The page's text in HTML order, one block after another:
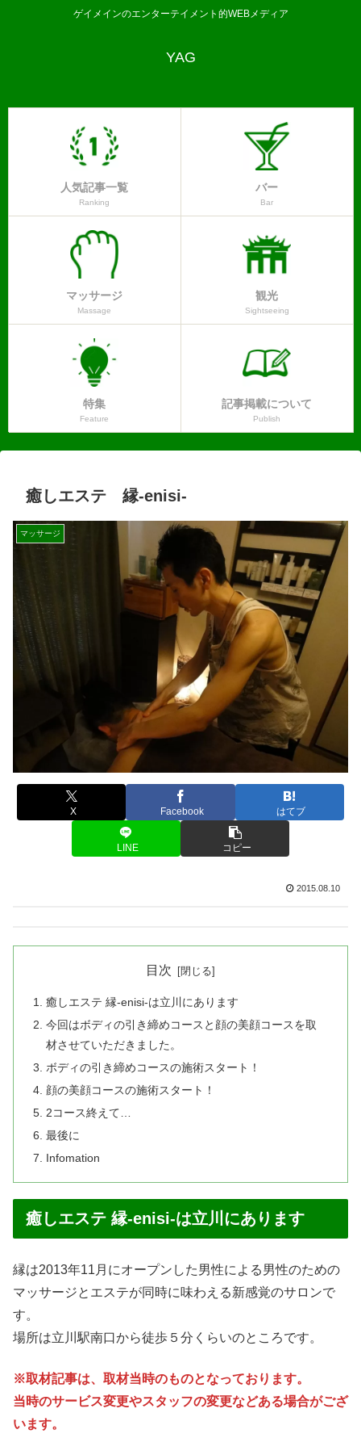
ゲイメインのエンターテイメント的WEBメディア
YAG
人気記事一覧
Ranking
バー
Bar
マッサージ
Massage
観光
Sightseeing
特集
Feature
記事掲載について
Publish
癒しエステ 縁-enisi-
マッサージ
X Facebook はてブ
LINE コピー
2015.08.10
目次
癒しエステ 縁-enisi-は立川にあります
今回はボディの引き締めコースと顔の美顔コースを取
材させていただきました。
ボディの引き締めコースの施術スタート！
顔の美顔コースの施術スタート！
2コース終えて…
最後に
Infomation
癒しエステ 縁-enisi-は立川にあります
縁は2013年11月にオープンした男性による男性のための
マッサージとエステが同時に味わえる新感覚のサロンで
す。
場所は立川駅南口から徒歩５分くらいのところです。
※取材記事は、取材当時のものとなっております。
当時のサービス変更やスタッフの変更などある場合がござ
います。